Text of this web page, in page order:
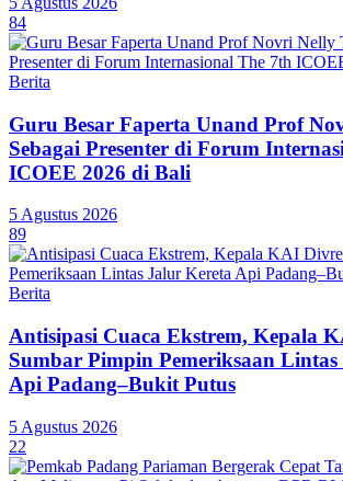
84
Berita
Guru Besar Faperta Unand Prof
Sebagai Presenter di Forum
ICOEE 2026 di Bali
5 Agustus 2026
89
Berita
Antisipasi Cuaca Ekstrem, Kepala
Sumbar Pimpin Pemeriksaan
Api Padang–Bukit Putus
5 Agustus 2026
22